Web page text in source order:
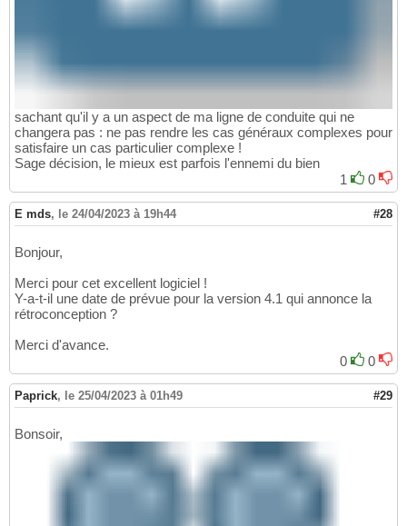
sachant qu'il y a un aspect de ma ligne de conduite qui ne
changera pas : ne pas rendre les cas généraux complexes pour
satisfaire un cas particulier complexe !
Sage décision, le mieux est parfois l'ennemi du bien
1
0
E mds, le 24/04/2023 à 19h44 #28
Bonjour,
Merci pour cet excellent logiciel !
Y-a-t-il une date de prévue pour la version 4.1 qui annonce la
rétroconception ?
Merci d'avance.
0
0
Paprick, le 25/04/2023 à 01h49 #29
Bonsoir,